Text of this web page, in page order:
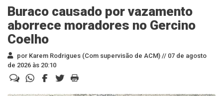
Buraco causado por vazamento
aborrece moradores no Gercino
Coelho
por Karem Rodrigues (Com supervisão de ACM) // 07 de agosto
de 2026 às 20:10